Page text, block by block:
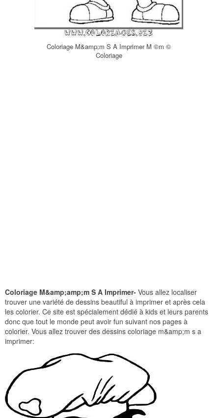
Coloriage M&amp;m S A Imprimer M ©m ©
Coloriage
Coloriage M&amp;amp;m S A Imprimer- Vous allez localiser
trouver une variété de dessins beautiful à imprimer et après cela
les colorier. Ce site est spécialement dédié à kids et leurs parents
donc que tout le monde peut avoir fun suivant nos pages à
colorier. Vous allez trouver des dessins coloriage m&amp;m s a
imprimer: